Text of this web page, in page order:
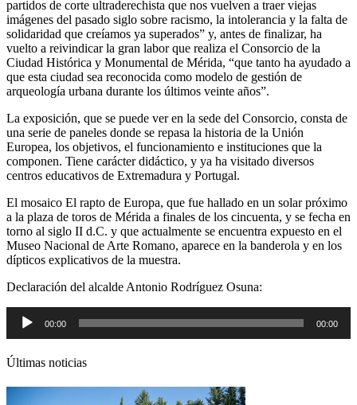
partidos de corte ultraderechista que nos vuelven a traer viejas
imágenes del pasado siglo sobre racismo, la intolerancia y la falta de
solidaridad que creíamos ya superados” y, antes de finalizar, ha
vuelto a reivindicar la gran labor que realiza el Consorcio de la
Ciudad Histórica y Monumental de Mérida, “que tanto ha ayudado a
que esta ciudad sea reconocida como modelo de gestión de
arqueología urbana durante los últimos veinte años”.
La exposición, que se puede ver en la sede del Consorcio, consta de
una serie de paneles donde se repasa la historia de la Unión
Europea, los objetivos, el funcionamiento e instituciones que la
componen. Tiene carácter didáctico, y ya ha visitado diversos
centros educativos de Extremadura y Portugal.
El mosaico El rapto de Europa, que fue hallado en un solar próximo
a la plaza de toros de Mérida a finales de los cincuenta, y se fecha en
torno al siglo II d.C. y que actualmente se encuentra expuesto en el
Museo Nacional de Arte Romano, aparece en la banderola y en los
dípticos explicativos de la muestra.
Declaración del alcalde Antonio Rodríguez Osuna:
Reproductor
audio
00:00 00:00
Últimas noticias